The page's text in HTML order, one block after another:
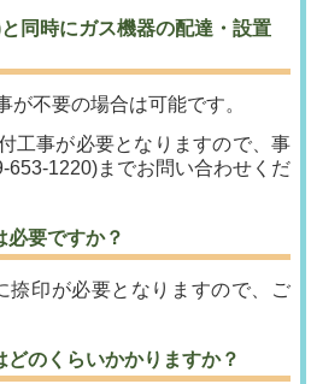
同時にガス機器の配達・設置
が不要の場合は可能です。
工事が必要となりますので、事
653-1220)までお問い合わせくだ
必要ですか？
捺印が必要となりますので、ご
どのくらいかかりますか？